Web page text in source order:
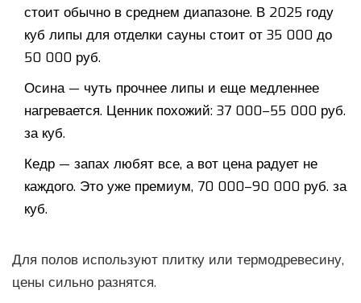
стоит обычно в среднем диапазоне. В 2025 году
куб липы для отделки сауны стоит от 35 000 до
50 000 руб.
Осина — чуть прочнее липы и еще медленнее
нагревается. Ценник похожий: 37 000–55 000 руб.
за куб.
Кедр — запах любят все, а вот цена радует не
каждого. Это уже премиум, 70 000–90 000 руб. за
куб.
Для полов используют плитку или термодревесину,
цены сильно разнятся.